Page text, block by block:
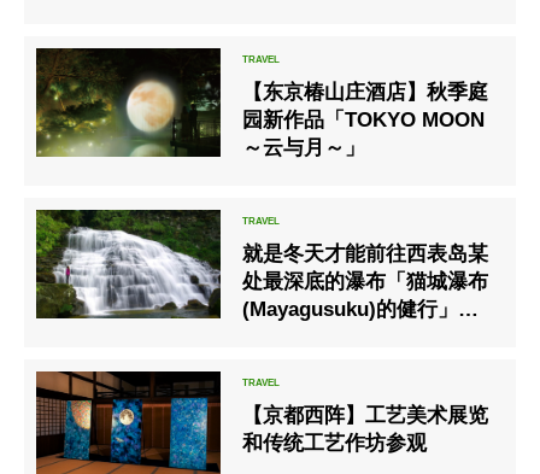
【东京椿山庄酒店】秋季庭
园新作品「TOKYO MOON
～云与月～」
就是冬天才能前往西表岛某
处最深底的瀑布「猫城瀑布
(Mayagusuku)的健行」活
【京都西阵】工艺美术展览
和传统工艺作坊参观